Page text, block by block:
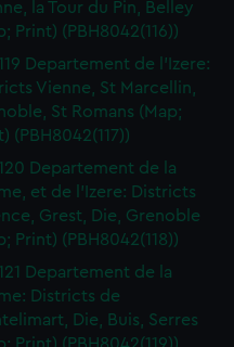
la Tour du Pin, Belley
Print) (PBH8042(116))
Departement de l'Izere:
Vienne, St Marcellin,
St Romans (Map;
(PBH8042(117))
Departement de la
et de l'Izere: Districts
Grest, Die, Grenoble
Print) (PBH8042(118))
Departement de la
Districts de
Die, Buis, Serres